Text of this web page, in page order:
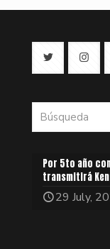
Por 5to año
transmitirá
29 July,